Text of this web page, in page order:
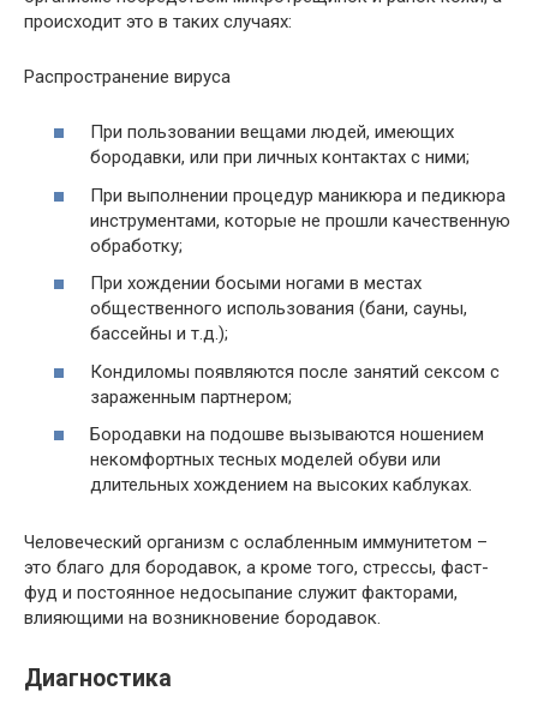
происходит это в таких случаях:
Распространение вируса
При пользовании вещами людей, имеющих
бородавки, или при личных контактах с ними;
При выполнении процедур маникюра и педикюра
инструментами, которые не прошли качественную
обработку;
При хождении босыми ногами в местах
общественного использования (бани, сауны,
бассейны и т.д.);
Кондиломы появляются после занятий сексом с
зараженным партнером;
Бородавки на подошве вызываются ношением
некомфортных тесных моделей обуви или
длительных хождением на высоких каблуках.
Человеческий организм с ослабленным иммунитетом –
это благо для бородавок, а кроме того, стрессы, фаст-
фуд и постоянное недосыпание служит факторами,
влияющими на возникновение бородавок.
Диагностика